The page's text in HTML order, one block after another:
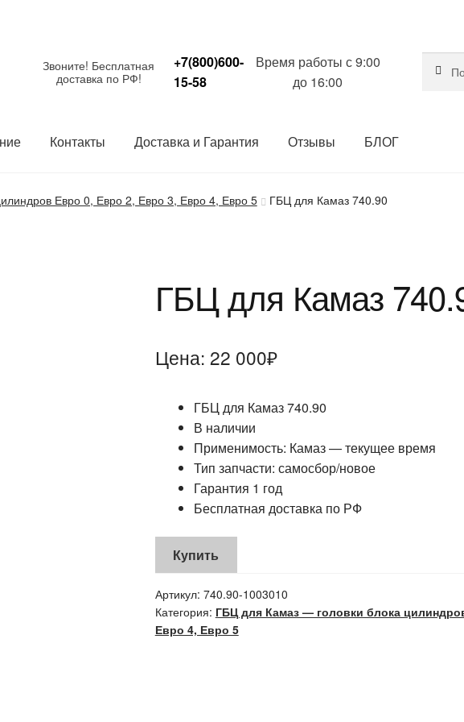
Звоните! Бесплатная
доставка по РФ!
+7(800)600-
15-58
Время работы с 9:00
до 16:00
Контакты Доставка и Гарантия Отзывы БЛОГ
Евро 0, Евро 2, Евро 3, Евро 4, Евро 5 ГБЦ для Камаз 740.90
ГБЦ для Камаз
Цена: 22 000₽
ГБЦ для Камаз 740.90
В наличии
Применимость: Камаз — текущее время
Тип запчасти: самосбор/новое
Гарантия 1 год
Бесплатная доставка по РФ
Купить
Артикул: 740.90-1003010
Категория: ГБЦ для Камаз — головки блока
Евро 4, Евро 5